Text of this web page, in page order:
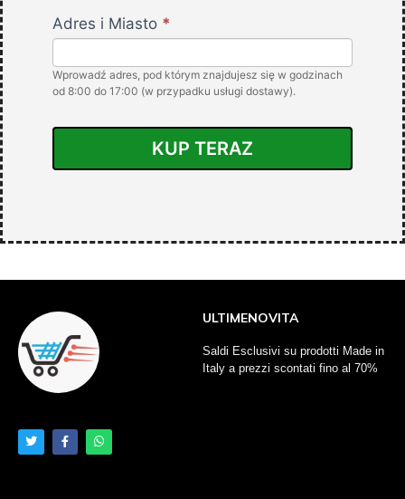
Adres i Miasto *
Wprowadź adres, pod którym znajdujesz się w godzinach
od 8:00 do 17:00 (w przypadku usługi dostawy).
KUP TERAZ
ULTIMENOVITA
Saldi Esclusivi su prodotti Made in
Italy a prezzi scontati fino al 70%